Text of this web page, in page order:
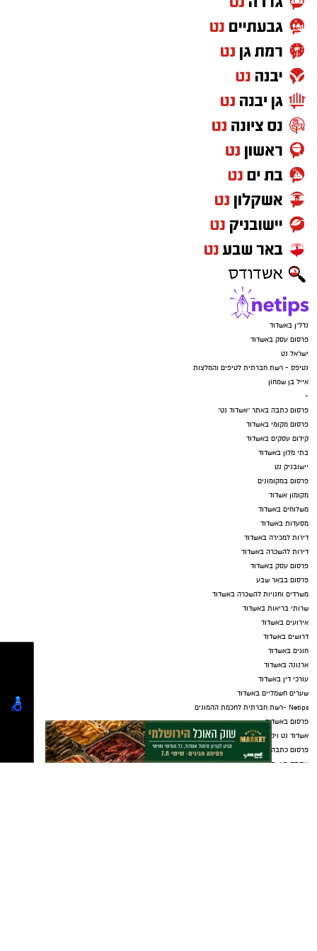
להורדת אפליקציה של אשדוד נט לחצו כאן
עקבו בפייסבוק
עקבו באינסטגרם
נדל"ן באשדוד
פרסום עסק באשדוד
ישראל נט
נטיפס - רשת חברתית לטיפים והמלצות
אייל בן שמחון
-
פרסום כתבה באתר "אשדוד נט"
פרסום מקומי באשדוד
קידום עסקים באשדוד
בתי מלון באשדוד
יישובניק נט
פרסום במקומונים
מקומון אשדוד
משלוחים באשדוד
מסעדות באשדוד
דירות למכירה באשדוד
דירות להשכרה באשדוד
פרסום עסק באשדוד
פרסום בבאר שבע
משרדים וחנויות להשכרה באשדוד
שרותי בריאות באשדוד
אירועים באשדוד
דרושים באשדוד
חוגים באשדוד
ארנונה באשדוד
עורכי דין באשדוד
שערים חשמליים באשדוד
Netips -רשת חברתית לחכמת ההמונים
פרסום באשדוד
אשדוד נט ויקיפדיה
פרסום כתבה שיווקית
עבודה באשדוד